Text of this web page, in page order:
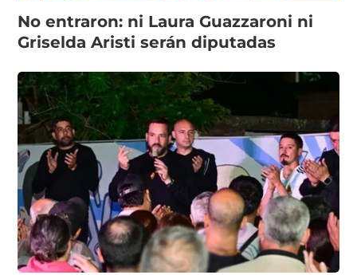
No entraron: ni Laura Guazzaroni ni
Griselda Aristi serán diputadas